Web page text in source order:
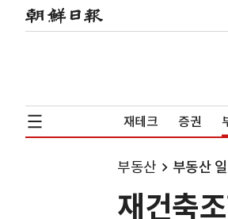
재테크 증권
부동산 부동산
재건축